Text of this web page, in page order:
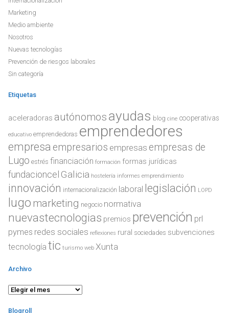
Marketing
Medio ambiente
Nosotros
Nuevas tecnologías
Prevención de riesgos laborales
Sin categoría
Etiquetas
aceleradoras autónomos ayudas blog cine cooperativas
educativo emprendedoras emprendedores
empresa empresarios empresas empresas de
Lugo estrés financiación formación formas jurídicas
fundacioncel Galicia hostelería informes emprendimiento
innovación internacionalización laboral legislación LOPD
lugo marketing negocio normativa
nuevastecnologias premios prevención prl
pymes redes sociales reflexiones rural sociedades subvenciones
tecnología tic turismo web Xunta
Archivo
Archivo
Blogroll